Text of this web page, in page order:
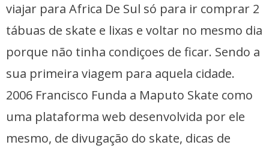
viajar para Africa De Sul só para ir comprar 2
tábuas de skate e lixas e voltar no mesmo dia
porque não tinha condiçoes de ficar. Sendo a
sua primeira viagem para aquela cidade.
2006 Francisco Funda a Maputo Skate como
uma plataforma web desenvolvida por ele
mesmo, de divugação do skate, dicas de